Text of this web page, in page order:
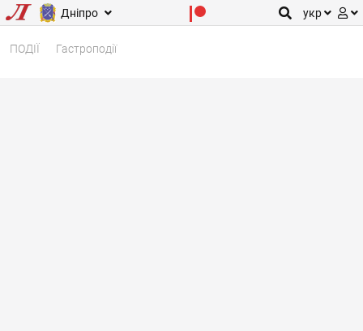
Дніпро укр
ПОДІЇ Гастроподії